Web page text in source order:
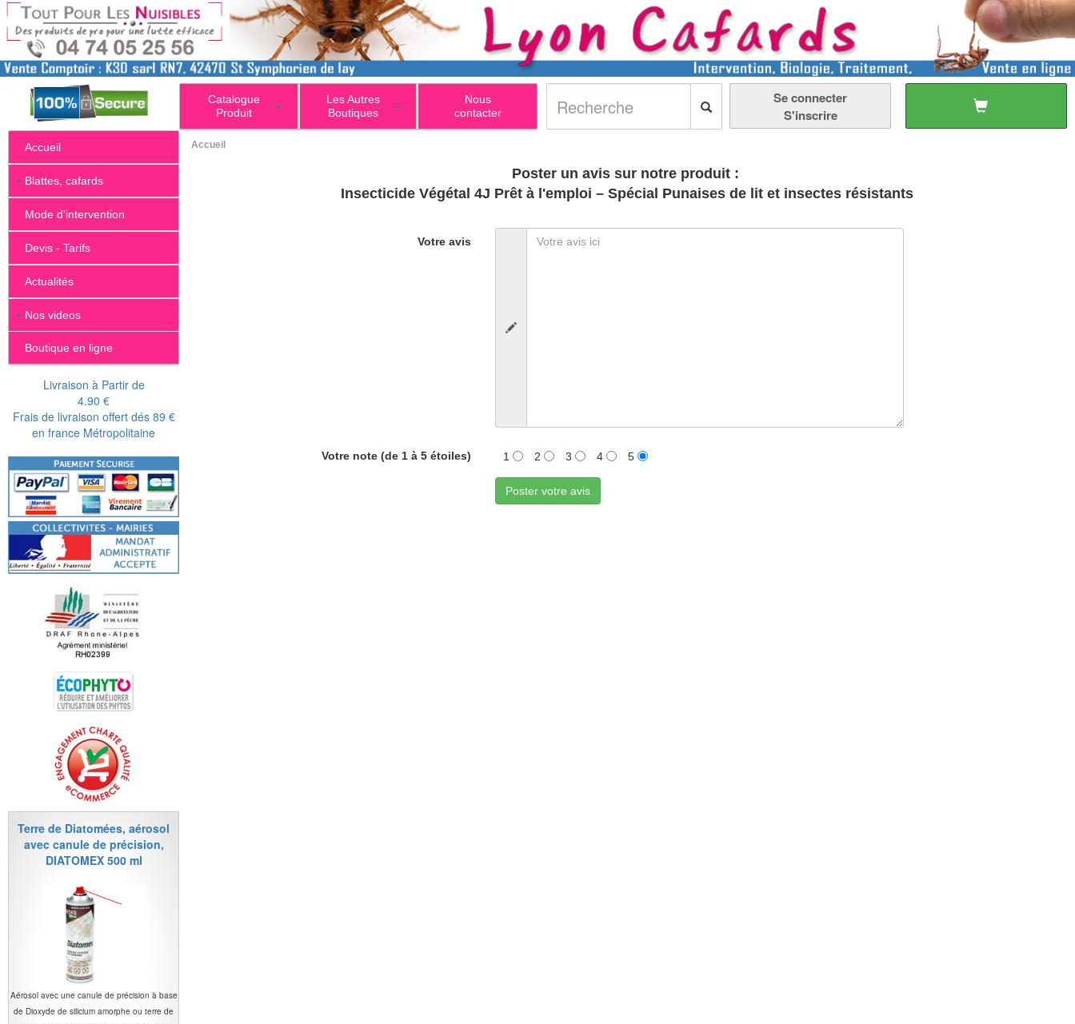
+
Catalogue
Produit
+
Les Autres
Boutiques
Nous
contacter
Se connecter
S'inscrire
Accueil
+ Blattes, cafards
Mode d'intervention
Devis - Tarifs
Actualités
+ Nos videos
Boutique en ligne
Livraison à Partir de
4.90 €
Frais de livraison offert dés 89 €
en france Métropolitaine
Terre de Diatomées, aérosol
avec canule de précision,
DIATOMEX 500 ml
Aérosol avec une canule de précision à base
de Dioxyde de silicium amorphe ou terre de
Accueil
Poster un avis sur notre produit :
Insecticide Végétal 4J Prêt à l'emploi – Spécial Punaises de lit et insectes résistants
Votre avis
Votre note (de 1 à 5 étoiles) 1 2 3 4 5
Poster votre avis